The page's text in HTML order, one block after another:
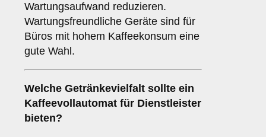
Wartungsaufwand reduzieren.
Wartungsfreundliche Geräte sind für
Büros mit hohem Kaffeekonsum eine
gute Wahl.
Welche Getränkevielfalt sollte ein
Kaffeevollautomat für Dienstleister
bieten?